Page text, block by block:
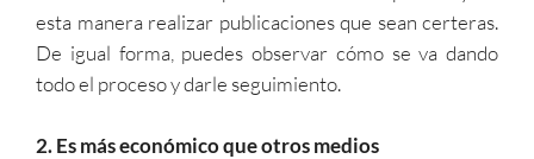
esta manera realizar publicaciones que sean certeras.
De igual forma, puedes observar cómo se va dando
todo el proceso y darle seguimiento.
2. Es más económico que otros medios